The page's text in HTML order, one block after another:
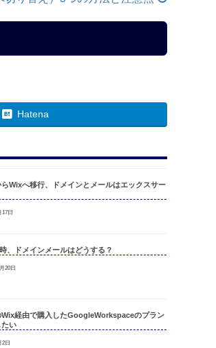
Hatena
Wixへ移行、ドメインとメールはエックスサー
17日
、ドメインメールはどうする？
20日
Wix経由で購入したGoogleWorkspaceのプラン
たい
2日